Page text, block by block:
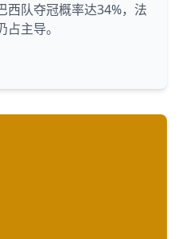
西队夺冠概率达34%，法
主导。